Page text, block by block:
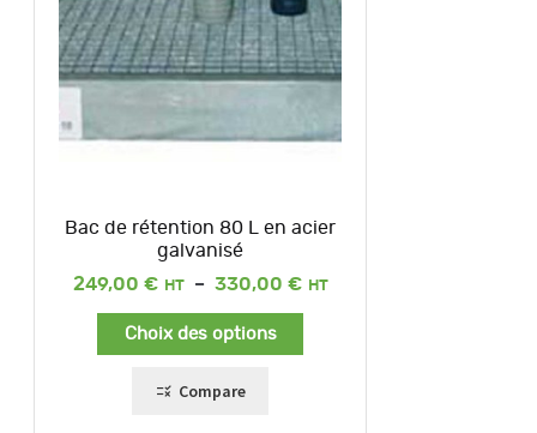
Bac de rétention 80 L en acier
galvanisé
249,00 € – 330,00 €
Plage
Choix des options
Compare